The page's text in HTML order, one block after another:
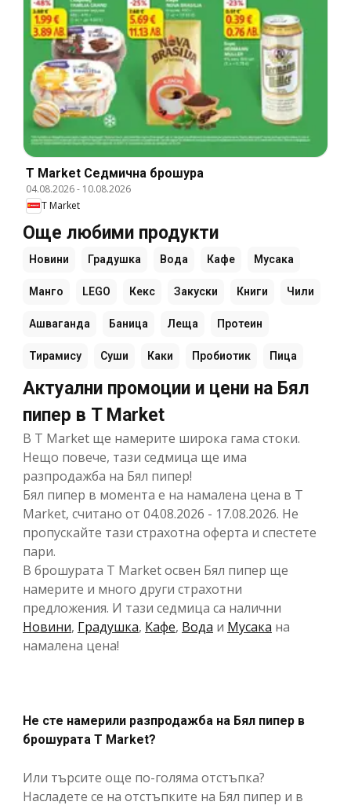
T Market Cедмична брошура
04.08.2026- 10.08.2026
T Market
Още любими продукти
Новини Градушка Вода Кафе Мусака
Манго LEGO Кекс Закуски Книги Чили
Ашваганда Баница Леща Протеин
Тирамису Суши Каки Пробиотик Пица
Актуални промоции и цени на Бял
пипер в T Market
В T Market ще намерите широка гама стоки.
Нещо повече, тази седмица ще има
разпродажба на Бял пипер!
Бял пипер в момента е на намалена цена в T
Market, считано от 04.08.2026 - 17.08.2026. Не
пропускайте тази страхотна оферта и спестете
пари.
В брошурата T Market освен Бял пипер ще
намерите и много други страхотни
предложения. И тази седмица са налични
Новини, Градушка, Кафе, Вода и Мусака на
намалена цена!
Не сте намерили разпродажба на Бял пипер в
брошурата T Market?
Или търсите още по-голяма отстъпка?
Насладете се на отстъпките на Бял пипер и в